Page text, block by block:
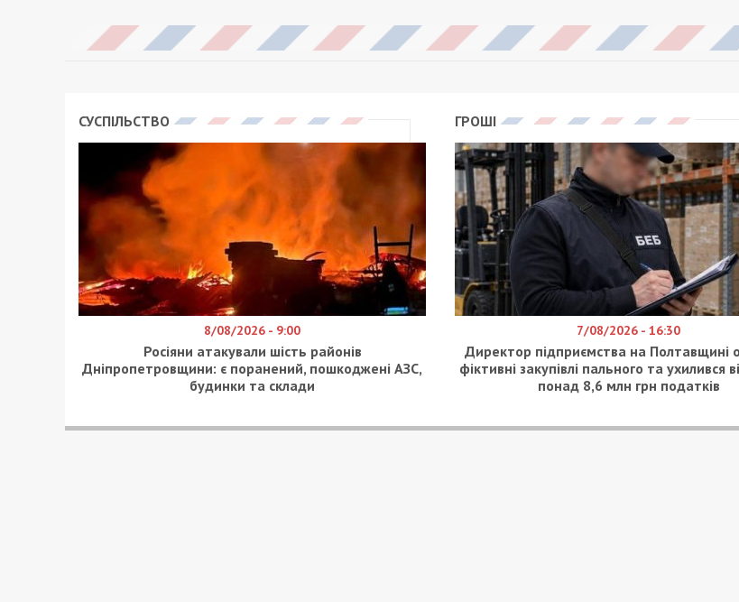
СУСПІЛЬСТВО
8/08/2026 - 9:00
Росіяни атакували шість районів
Дніпропетровщини: є поранений, пошкоджені АЗС,
будинки та склади
ГРОШІ
7/08/2026 - 16:30
Директор підприємства на Полтавщині
фіктивні закупівлі пального та ухилився
понад 8,6 млн грн податків